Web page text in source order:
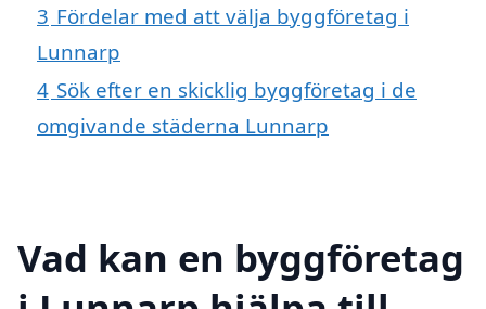
3 Fördelar med att välja byggföretag i
Lunnarp
4 Sök efter en skicklig byggföretag i de
omgivande städerna Lunnarp
Vad kan en byggföretag